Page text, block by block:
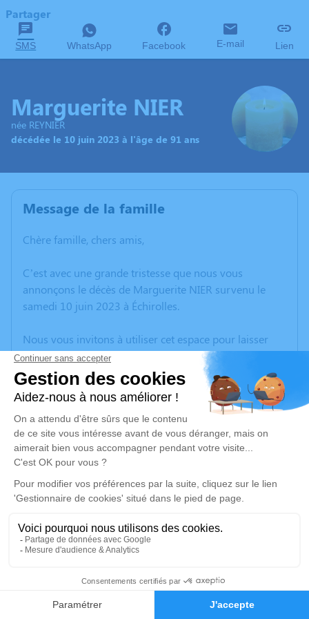
Faire-part Hommages
Partager
SMS WhatsApp Facebook E-mail Lien
Marguerite NIER
née REYNIER
décédée le 10 juin 2023 à l'âge de 91 ans
Message de la famille
Chère famille, chers amis,
C’est avec une grande tristesse que nous vous
annonçons le décès de Marguerite NIER survenu le
samedi 10 juin 2023 à Échirolles.
Nous vous invitons à utiliser cet espace pour laisser
vos condoléances, partager des photos souvenirs, une
anecdote ou exprimer vos pensées à travers des
poèmes ou des textes. Cet endroit est un lieu
d'expression dédié à honorer la mémoire de
Marguerite NIER.
Un service de plantation d’arbre hommage est
disponible ici.
Je rends hommage
Cérémonie religieuse
Église de Mayres-Savel
38350 Mayres-Savel